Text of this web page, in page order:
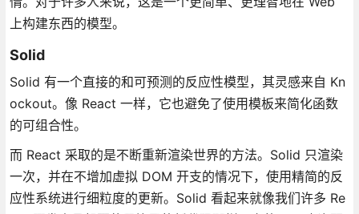
上构建东西的模型。
Solid
Solid 有一个直接的和可预测的反应性模型，其灵感来自 Kn
ockout。像 React 一样，它也避免了使用模板来简化函数
的可组合性。
而 React 采取的是不断重新渲染世界的方法。Solid 只渲染
一次，并在不增加虚拟 DOM 开支的情况下，使用精简的反
应性系统进行细粒度的更新。Solid 看起来就像我们许多 Re